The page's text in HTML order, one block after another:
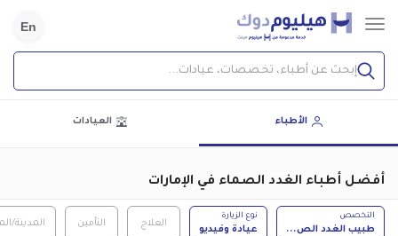
En
إبحث عن أطباء، تخصصات، عيادات...
الأطباء العيادات
أفضل أطباء الغدد الصماء في الإمارات
التخصص
طبيب الغدد الص...
نوع الزيارة
عيادة وفيديو
العلاج التأمين المدينة/